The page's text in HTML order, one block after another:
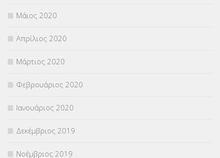
Μάιος 2020
Απρίλιος 2020
Μάρτιος 2020
Φεβρουάριος 2020
Ιανουάριος 2020
Δεκέμβριος 2019
Νοέμβριος 2019